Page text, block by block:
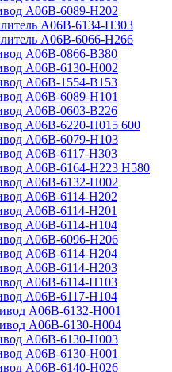
A06B-6089-H202
A06B-6134-H303
A06B-6066-H266
A06B-0866-B380
A06B-6130-H002
A06B-1554-B153
A06B-6089-H101
A06B-0603-B226
A06B-6220-H015 600
A06B-6079-H103
A06B-6117-H303
A06B-6164-H223 H580
A06B-6132-H002
A06B-6114-H202
A06B-6114-H201
A06B-6114-H104
A06B-6096-H206
A06B-6114-H204
A06B-6114-H203
A06B-6114-H103
A06B-6117-H104
A06B-6132-H001
A06B-6130-H004
A06B-6130-H003
A06B-6130-H001
A06B-6140-H026